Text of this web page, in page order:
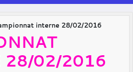
interne 28/02/2016
28/02/2016